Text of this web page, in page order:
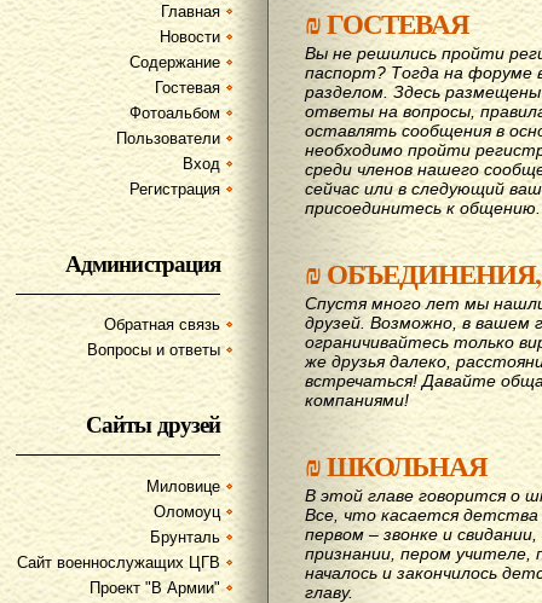
Главная
Новости
Содержание
Гостевая
Фотоальбом
Пользователи
Вход
Регистрация
Администрация
Обратная связь
Вопросы и ответы
Сайты друзей
Миловице
Оломоуц
Брунталь
Сайт военнослужащих ЦГВ
Проект "В Армии"
₪ГОСТЕВАЯ
Вы не решились пройти
паспорт? Тогда на форуме
разделом. Здесь
ответы на вопросы,
оставлять сообщения в
необходимо пройти
среди членов нашего
сейчас или в следующий
присоединитесь к общению.
₪
Спустя много лет мы
друзей. Возможно, в вашем
ограничивайтесь только
же друзья далеко,
вcтречаться! Давайте
компаниями!
₪ШКОЛЬНАЯ
В этой главе говорится о
Все, что касается
первом – звонке и
признании, пером учителе,
началось и закончилось
главу.